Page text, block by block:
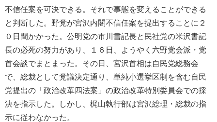
不信任案を可決できる。それで事態を変えることができる
と判断した。野党が宮沢内閣不信任案を提出することに２
０日間かかった。公明党の市川書記長と民社党の米沢書記
長の必死の努力があり、１６日、ようやく六野党会派・党
首会談でまとまった。その日、宮沢首相は自民党総務会
で、総裁として党議決定通り、単純小選挙区制を含む自民
党提出の「政治改革四法案」の政治改革特別委員会での採
決を指示した。しかし、梶山執行部は宮沢総理・総裁の指
示に従わなかった。